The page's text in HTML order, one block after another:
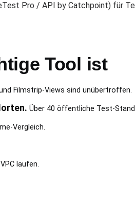
Pro / API by Catchpoint) für
Tool ist
Filmstrip-Views sind unübertroffen.
Über 40 öffentliche Test-
Vergleich.
laufen.